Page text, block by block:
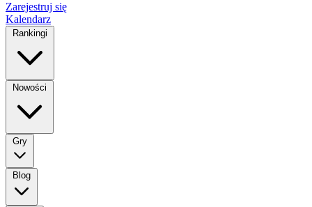
Zarejestruj się
Kalendarz
Rankingi
Nowości
Gry
Blog